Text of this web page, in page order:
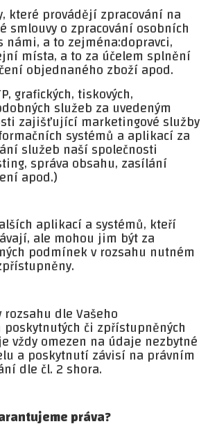
které provádějí zpracování na
smlouvy o zpracování osobních
námi, a to zejména:dopravci,
místa, a to za účelem splnění
objednaného zboží apod.
grafických, tiskových,
služeb za uvedeným
zajišťující marketingové služby
systémů a aplikací za
služeb naší společnosti
správa obsahu, zasílání
apod.)
aplikací a systémů, kteří
ale mohou jim být za
podmínek v rozsahu nutném
dle Vašeho
poskytnutých či zpřístupněných
vždy omezen na údaje nezbytné
a poskytnutí závisí na právním
dle čl. 2 shora.
práva?